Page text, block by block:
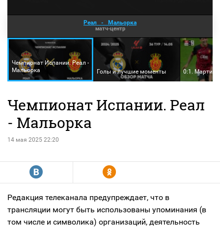
Реал - Мальорка
матч-центр
Чемпионат Испании. Реал -
Мальорка
Голы и лучшие моменты 0:1. Мартин
Чемпионат Испании. Реал
- Мальорка
14 мая 2025 22:20
R Y
Редакция телеканала предупреждает, что в
трансляции могут быть использованы упоминания (в
том числе и символика) организаций, деятельность